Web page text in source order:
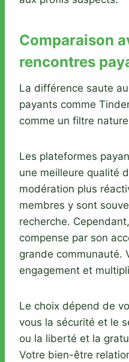
Comparaison
rencontres
La différence saute
payants comme
comme un filtre
Les plateformes
une meilleure qualité
modération plus
membres y sont
recherche.
compense par son
grande communauté.
engagement et
Le choix dépend de
vous la sécurité et le
ou la liberté et la
Votre bien-être